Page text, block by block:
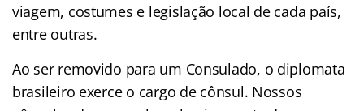
viagem, costumes e legislação local de cada país,
entre outras.
Ao ser removido para um Consulado, o diplomata
brasileiro exerce o cargo de cônsul. Nossos